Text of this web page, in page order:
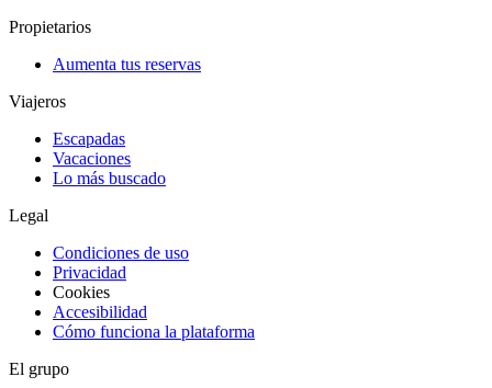
Propietarios
Aumenta tus reservas
Viajeros
Escapadas
Vacaciones
Lo más buscado
Legal
Condiciones de uso
Privacidad
Cookies
Accesibilidad
Cómo funciona la plataforma
El grupo